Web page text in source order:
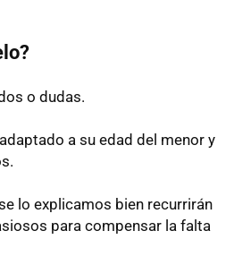
o dudas.
a su edad del menor y
lo explicamos bien recurrirán
para compensar la falta